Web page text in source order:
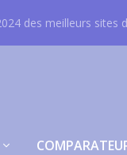
des meilleurs sites